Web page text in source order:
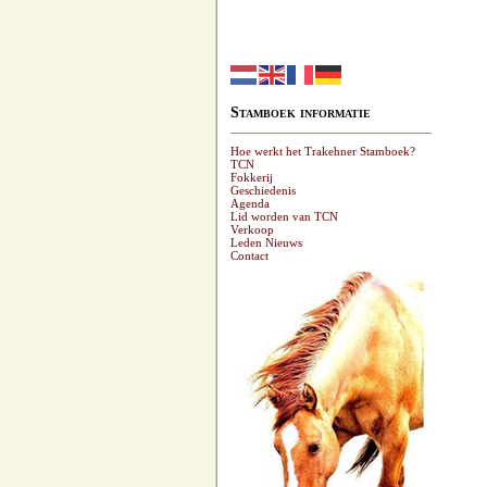
Stamboek informatie
Hoe werkt het Trakehner Stamboek?
TCN
Fokkerij
Geschiedenis
Agenda
Lid worden van TCN
Verkoop
Leden Nieuws
Contact